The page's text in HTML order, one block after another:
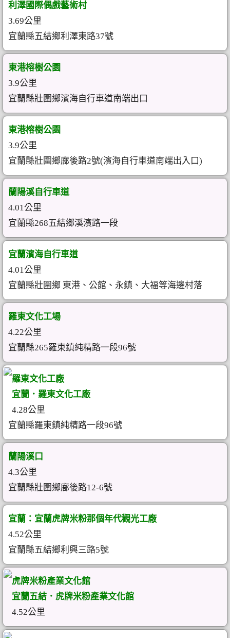
利澤國際偶戲藝術村
3.69公里
宜蘭縣五結鄉利澤東路37號
東港榕樹公園
3.9公里
宜蘭縣壯圍鄉濱海自行車道南端出口
東港榕樹公園
3.9公里
宜蘭縣壯圍鄉廍後路2號(濱海自行車道南端出入口)
蘭陽溪自行車道
4.01公里
宜蘭縣268五結鄉溪濱路一段
宜蘭濱海自行車道
4.01公里
宜蘭縣壯圍鄉 東港、公館、永鎮、大福等海邊村落
羅東文化工場
4.22公里
宜蘭縣265羅東鎮純精路一段96號
羅東文化工廠
宜蘭．羅東文化工廠
4.28公里
宜蘭縣羅東鎮純精路一段96號
蘭陽溪口
4.3公里
宜蘭縣壯圍鄉廍後路12-6號
宜蘭：宜蘭虎牌米粉那個年代觀光工廠
4.52公里
宜蘭縣五結鄉利興三路5號
虎牌米粉產業文化館
宜蘭五結．虎牌米粉產業文化館
4.52公里